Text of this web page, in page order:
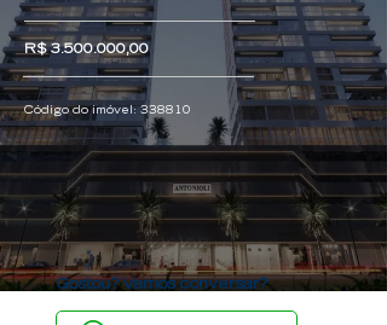
R$3.500.000,00
Código do imóvel: 338810
Gostou? Vamos conversar?